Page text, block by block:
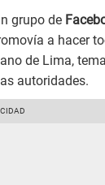
grupo de
a hacer
de Lima,
autoridades.